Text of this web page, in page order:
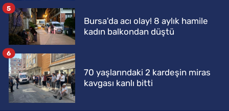
Bursa'da acı olay! 8 aylık hamile
kadın balkondan düştü
5
70 yaşlarındaki 2 kardeşin miras
kavgası kanlı bitti
6